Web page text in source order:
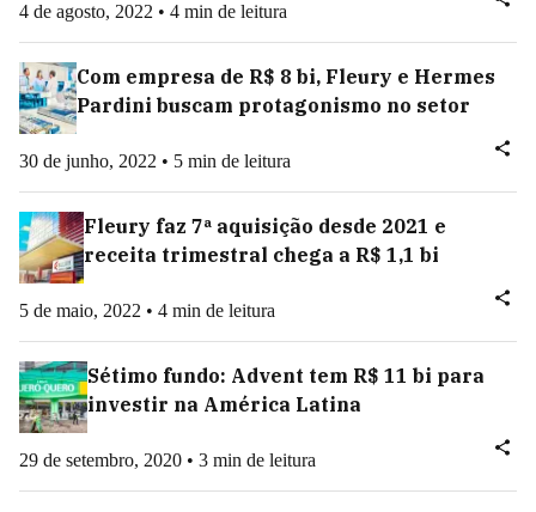
4 de agosto, 2022 • 4 min de leitura
Com empresa de R$ 8 bi, Fleury e Hermes
Pardini buscam protagonismo no setor
30 de junho, 2022 • 5 min de leitura
Fleury faz 7ª aquisição desde 2021 e
receita trimestral chega a R$ 1,1 bi
5 de maio, 2022 • 4 min de leitura
Sétimo fundo: Advent tem R$ 11 bi para
investir na América Latina
29 de setembro, 2020 • 3 min de leitura